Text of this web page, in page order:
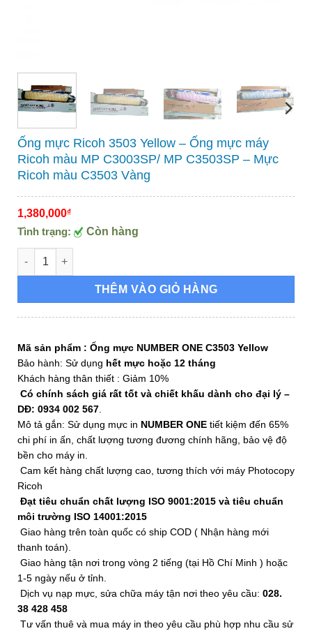
Ống mực Ricoh 3503 Yellow – Ống mực máy
Ricoh màu MP C3003SP/ MP C3503SP – Mực
Ricoh màu C3503 Vàng
1,380,000₫
Tình trạng: Còn hàng
Ống mực Ricoh 3503 Yellow – Ống mực máy Ricoh màu MP
THÊM VÀO GIỎ HÀNG
Mã sản phẩm : Ống mực NUMBER ONE C3503 Yellow
Bảo hành: Sử dụng hết mực hoặc 12 tháng
Khách hàng thân thiết : Giảm 10%
Có chính sách giá rất tốt và chiết khấu dành cho đại lý –
DĐ: 0934 002 567.
Mô tả gắn: Sử dụng mực in NUMBER ONE tiết kiệm đến 65%
chi phí in ấn, chất lượng tương đương chính hãng, bảo vệ độ
bền cho máy in.
Cam kết hàng chất lượng cao, tương thích với máy Photocopy
Ricoh
Đạt tiêu chuẩn chất lượng ISO 9001:2015 và tiêu chuẩn
môi trường ISO 14001:2015
Giao hàng trên toàn quốc có ship COD ( Nhận hàng mới
thanh toán).
Giao hàng tận nơi trong vòng 2 tiếng (tại Hồ Chí Minh ) hoặc
1-5 ngày nếu ở tỉnh.
Dịch vụ nạp mực, sửa chữa máy tận nơi theo yêu cầu: 028.
38 428 458
Tư vấn thuê và mua máy in theo yêu cầu phù hợp nhu cầu sử